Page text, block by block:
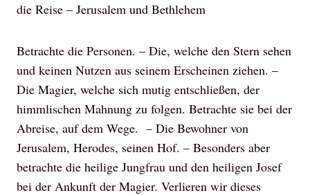
die Reise – Jerusalem und Bethlehem
Betrachte die Personen. – Die, welche den Stern sehen
und keinen Nutzen aus seinem Erscheinen ziehen. –
Die Magier, welche sich mutig entschließen, der
himmlischen Mahnung zu folgen. Betrachte sie bei der
Abreise, auf dem Wege. – Die Bewohner von
Jerusalem, Herodes, seinen Hof. – Besonders aber
betrachte die heilige Jungfrau und den heiligen Josef
bei der Ankunft der Magier. Verlieren wir dieses